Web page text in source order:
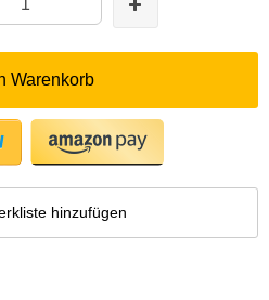
Warenkorb
hinzufügen